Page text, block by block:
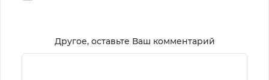
Другое, оставьте Ваш комментарий